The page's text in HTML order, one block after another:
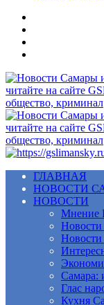
Меню
ГЛАВНАЯ
НОВОСТИ
НОВОСТИ
Мнение
Новости
Самара:
Глас
Кухня